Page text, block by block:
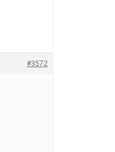
#3572